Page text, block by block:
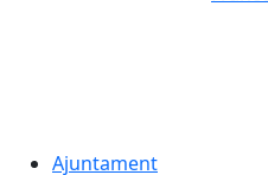
Ajuntament